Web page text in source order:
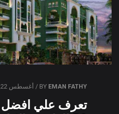
BY EMAN FATHY / أغسطس 22, 2023